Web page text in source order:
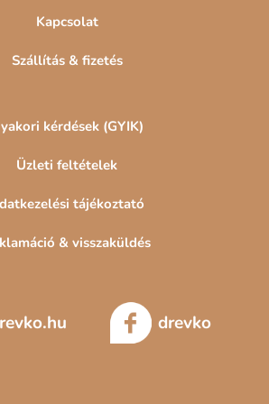
Kapcsolat
Szállítás & fizetés
kérdések (GYIK)
Üzleti feltételek
tájékoztató
& visszaküldés
drevko